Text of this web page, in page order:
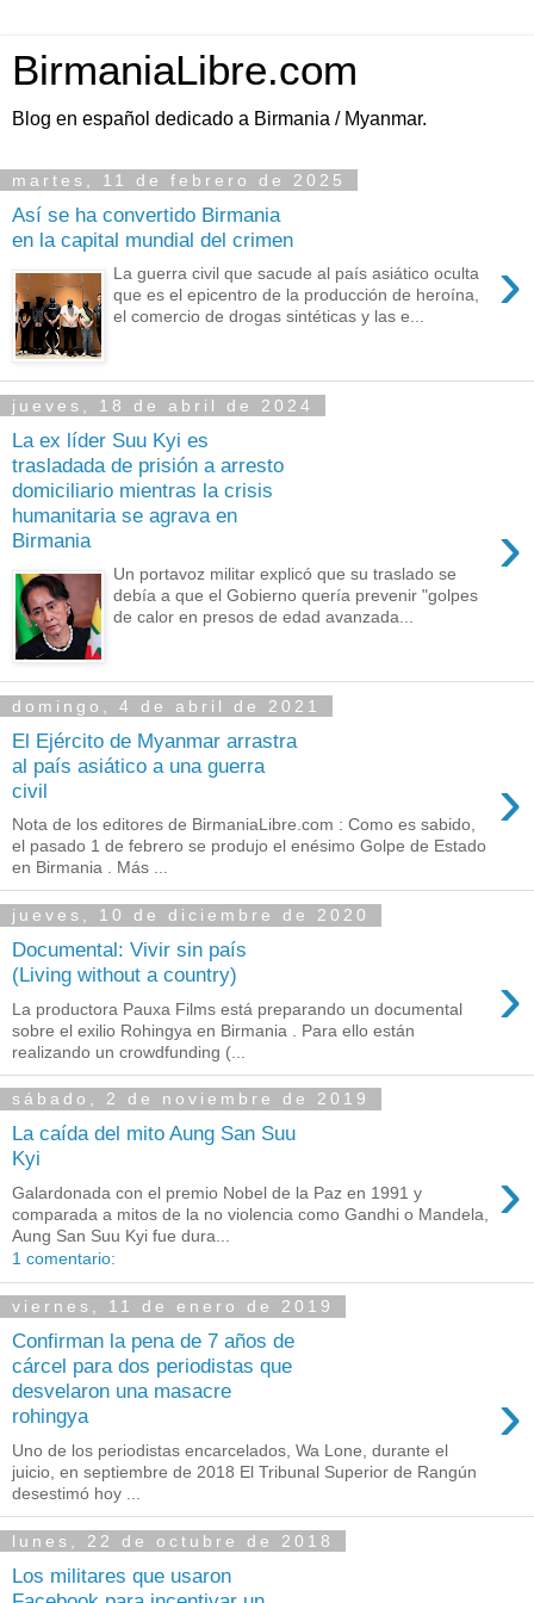
BirmaniaLibre.com
Blog en español dedicado a Birmania / Myanmar.
martes, 11 de febrero de 2025
Así se ha convertido Birmania
en la capital mundial del crimen
›
La guerra civil que sacude al país asiático oculta
que es el epicentro de la producción de heroína,
el comercio de drogas sintéticas y las e...
jueves, 18 de abril de 2024
La ex líder Suu Kyi es
trasladada de prisión a arresto
domiciliario mientras la crisis
humanitaria se agrava en
Birmania
›
Un portavoz militar explicó que su traslado se
debía a que el Gobierno quería prevenir "golpes
de calor en presos de edad avanzada...
domingo, 4 de abril de 2021
El Ejército de Myanmar arrastra
al país asiático a una guerra
civil
›
Nota de los editores de BirmaniaLibre.com : Como es sabido,
el pasado 1 de febrero se produjo el enésimo Golpe de Estado
en Birmania . Más ...
jueves, 10 de diciembre de 2020
Documental: Vivir sin país
(Living without a country)
›
La productora Pauxa Films está preparando un documental
sobre el exilio Rohingya en Birmania . Para ello están
realizando un crowdfunding (...
sábado, 2 de noviembre de 2019
La caída del mito Aung San Suu
Kyi
›
Galardonada con el premio Nobel de la Paz en 1991 y
comparada a mitos de la no violencia como Gandhi o Mandela,
Aung San Suu Kyi fue dura...
1 comentario:
viernes, 11 de enero de 2019
Confirman la pena de 7 años de
cárcel para dos periodistas que
desvelaron una masacre
rohingya
›
Uno de los periodistas encarcelados, Wa Lone, durante el
juicio, en septiembre de 2018 El Tribunal Superior de Rangún
desestimó hoy ...
lunes, 22 de octubre de 2018
Los militares que usaron